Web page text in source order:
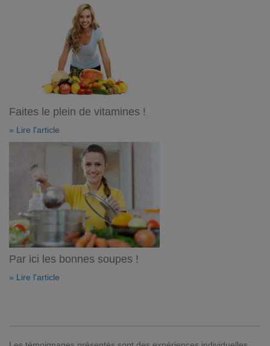
Faites le plein de vitamines !
» Lire l'article
Par ici les bonnes soupes !
» Lire l'article